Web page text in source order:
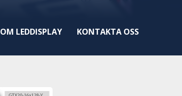
OM LEDDISPLAY KONTAKTA OSS